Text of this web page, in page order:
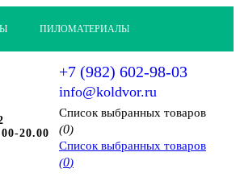
ПИЛОМАТЕРИАЛЫ
20.00
+7 (982) 602-98-03
info@koldvor.ru
Cписок выбранных товаров
(0)
Cписок выбранных товаров
(0)